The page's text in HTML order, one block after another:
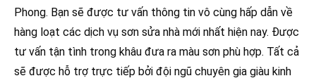
Phong. Bạn sẽ được tư vấn thông tin vô cùng hấp dẫn về
hàng loạt các dịch vụ sơn sửa nhà mới nhất hiện nay. Được
tư vấn tận tình trong khâu đưa ra màu sơn phù hợp. Tất cả
sẽ được hỗ trợ trực tiếp bởi đội ngũ chuyên gia giàu kinh